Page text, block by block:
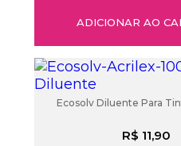
ADICIONAR AO
Ecosolv Diluente Para
R$ 11,90